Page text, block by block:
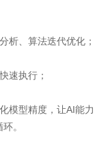
析、算法迭代优化；
速执行；
模型精度，让AI能力
。